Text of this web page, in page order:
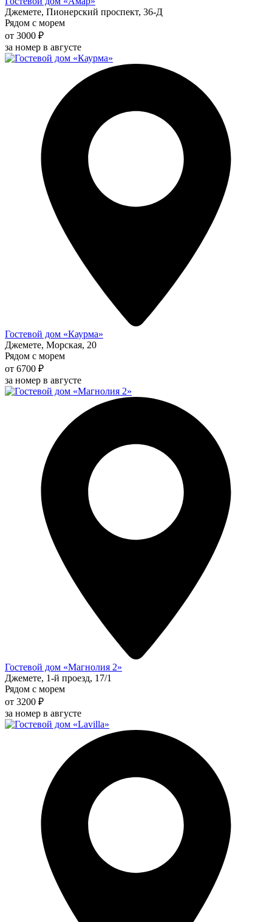
Джемете, Пионерский проспект, 36-Д
Рядом с морем
от 3000 ₽
за номер в августе
Гостевой дом «Каурма»
Джемете, Морская, 20
Рядом с морем
от 6700 ₽
за номер в августе
Гостевой дом «Магнолия 2»
Джемете, 1-й проезд, 17/1
Рядом с морем
от 3200 ₽
за номер в августе